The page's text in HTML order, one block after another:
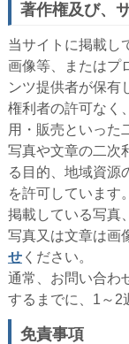
著作権及び、
当サイトに掲載し
画像等、またはプ
ンツ提供者が保有
権利者の許可なく
用・販売といった
写真や文章の二次
る目的、地域資源
を許可しています。
掲載している写真
写真又は文章は画
せください。
通常、お問い合わ
するまでに、1～2
免責事項